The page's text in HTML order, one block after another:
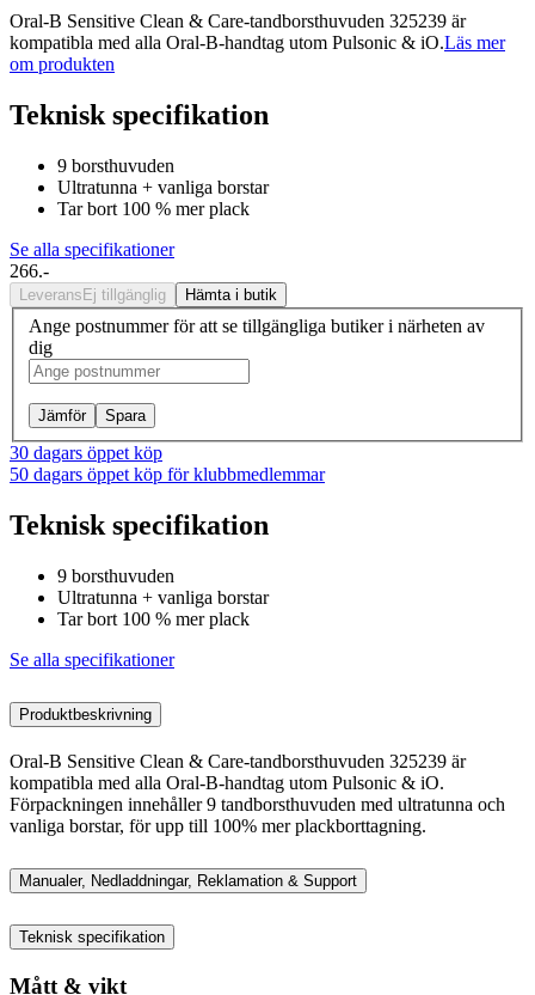
Oral-B Sensitive Clean & Care-tandborsthuvuden 325239 är
kompatibla med alla Oral-B-handtag utom Pulsonic & iO.Läs mer
om produkten
Teknisk specifikation
9 borsthuvuden
Ultratunna + vanliga borstar
Tar bort 100 % mer plack
Se alla specifikationer
266.-
Leverans Ej tillgänglig Hämta i butik
Ange postnummer för att se tillgängliga butiker i närheten av
dig
Jämför Spara
30 dagars öppet köp
50 dagars öppet köp för klubbmedlemmar
Teknisk specifikation
9 borsthuvuden
Ultratunna + vanliga borstar
Tar bort 100 % mer plack
Se alla specifikationer
Produktbeskrivning
Oral-B Sensitive Clean & Care-tandborsthuvuden 325239 är
kompatibla med alla Oral-B-handtag utom Pulsonic & iO.
Förpackningen innehåller 9 tandborsthuvuden med ultratunna och
vanliga borstar, för upp till 100% mer plackborttagning.
Manualer, Nedladdningar, Reklamation & Support
Teknisk specifikation
Mått & vikt